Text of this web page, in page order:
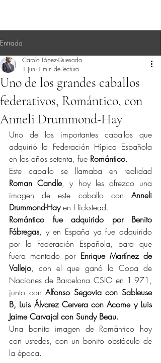
Entrada
Uno de los grandes caballos
federativos, Romántico, con
Anneli Drummond-Hay
Carolo López-Quesada
1 jun 1 min de lectura
Uno de los importantes caballos que
adquirió la Federación Hípica Española
en los años setenta, fue Romántico.
Roman Candle, y hoy les ofrezco una
imagen de este caballo con Anneli
Drummond-Hay en Hickstead.
Romántico fue adquirido por Benito
Fábregas, y en España ya fue adquirido
por la Federación Española, para que
fuera montado por Enrique Martínez de
Vallejo, con el que ganó la Copa de
Naciones de Barcelona CSIO en 1.971,
junto con Alfonso Segovia con Sableuse
B, Luis Álvarez Cervera con Acorne y Luis
Jaime Carvajal con Sundy Beau.
Una bonita imagen de Romántico hoy
con ustedes, con un bonito obstáculo de
la época.